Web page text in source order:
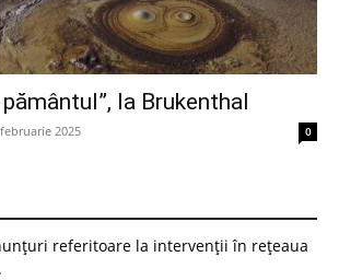
pământul”, la Brukenthal
2025 0
referitoare la intervenții în rețeaua